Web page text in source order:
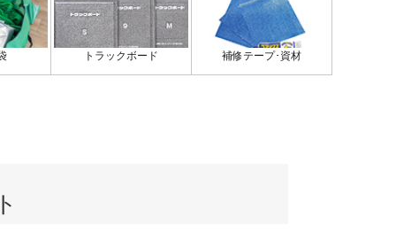
トラックボード 補修テープ･資材